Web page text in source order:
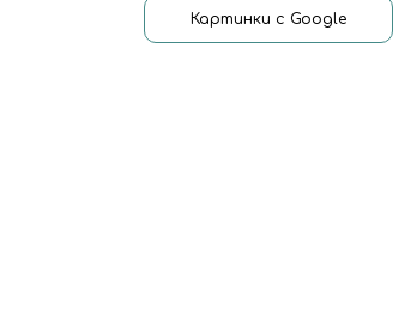
Картинки с Google